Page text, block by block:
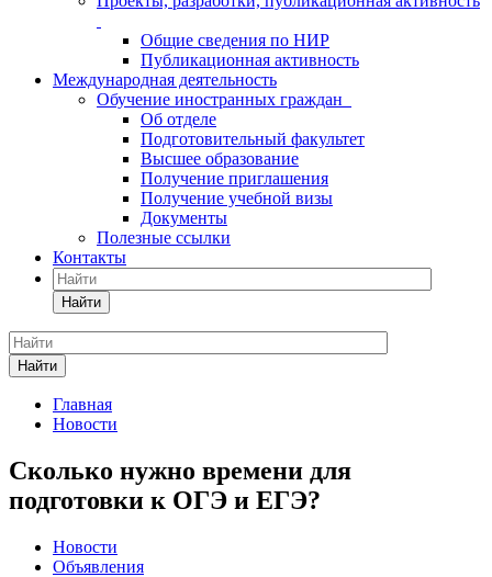
Общие сведения по НИР
Публикационная активность
Международная деятельность
Обучение иностранных граждан
Об отделе
Подготовительный факультет
Высшее образование
Получение приглашения
Получение учебной визы
Документы
Полезные ссылки
Контакты
Найти
Найти
Главная
Новости
Сколько нужно времени для
подготовки к ОГЭ и ЕГЭ?
Новости
Объявления